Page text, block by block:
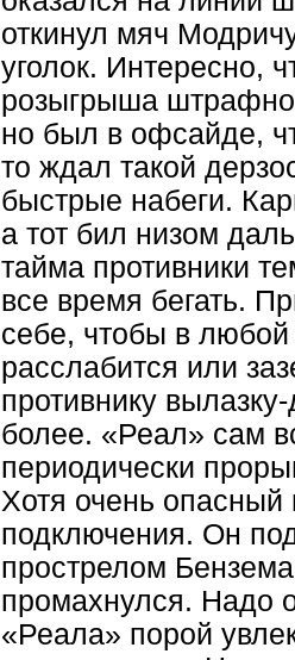
откинул мяч
уголок. Интересно,
розыгрыша
но был в офсайде,
то ждал такой
быстрые набеги.
а тот бил низом
тайма противники
все время бегать.
себе, чтобы в
расслабится или
противнику
более. «Реал» сам
периодически
Хотя очень опасный
подключения. Он
прострелом
промахнулся. Надо
«Реала» порой